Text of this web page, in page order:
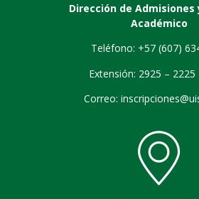
Dirección de Admisiones
Académico
Teléfono: +57 (607)
Extensión: 2925 – 2225
Correo: